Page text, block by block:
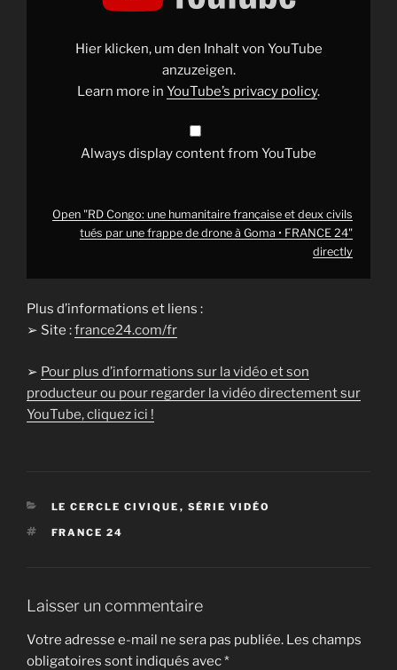
YouTube
Hier klicken, um den Inhalt von YouTube
anzuzeigen.
Learn more in YouTube’s privacy policy.
Always display content from YouTube
Open "RD Congo: une humanitaire française et deux civils
tués par une frappe de drone à Goma • FRANCE 24"
directly
Plus d’informations et liens :
➢ Site :france24.com/fr
➢ Pour plus d’informations sur la vidéo et son
producteur ou pour regarder la vidéo directement sur
YouTube, cliquez ici !
CATÉGORIES
LE CERCLE CIVIQUE , SÉRIE VIDÉO
ÉTIQUETTES
FRANCE 24
Laisser un commentaire
Votre adresse e-mail ne sera pas publiée. Les champs
obligatoires sont indiqués avec*